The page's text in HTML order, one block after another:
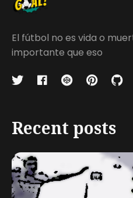
El fútbol no es vida o
importante que eso
Recent posts